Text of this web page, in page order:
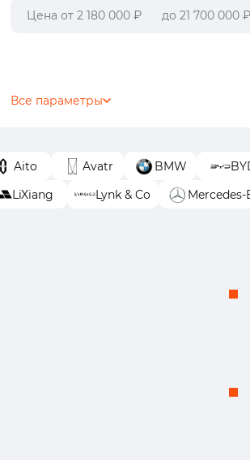
Все параметры
Aito Avatr BMW
LiXiang
Lynk & Co Mercedes-